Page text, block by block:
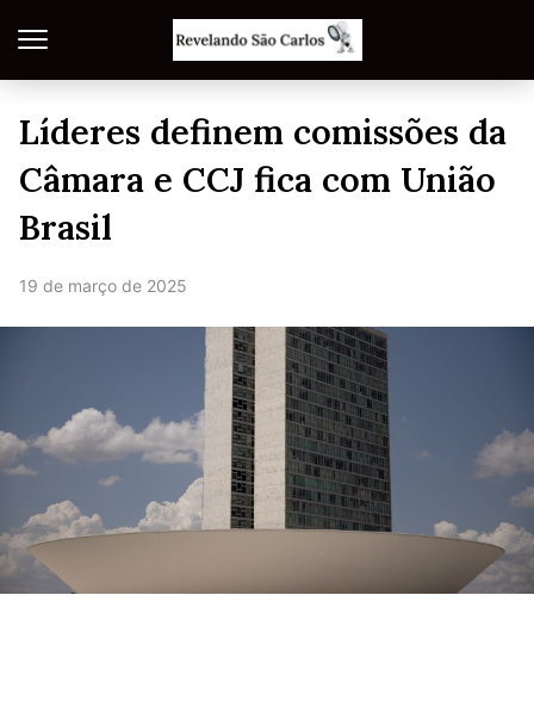
Líderes definem comissões da
Câmara e CCJ fica com União
Brasil
19 de março de 2025